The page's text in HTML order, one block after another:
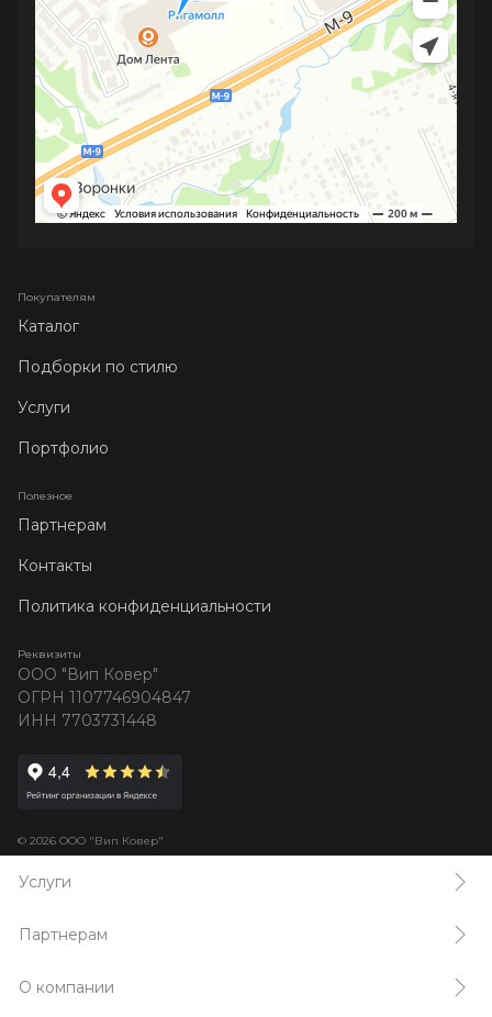
Покупателям
Каталог
Подборки по стилю
Услуги
Портфолио
Полезное
Партнерам
Контакты
Политика конфиденциальности
Реквизиты
ООО "Вип Ковер"
ОГРН 1107746904847
ИНН 7703731448
© 2026 ООО "Вип Ковер"
Услуги
Партнерам
О компании